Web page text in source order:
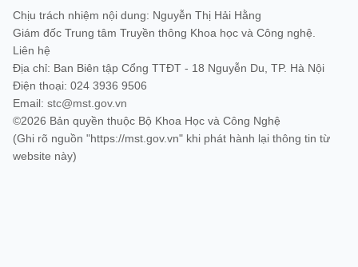
Chịu trách nhiệm nội dung: Nguyễn Thị Hải Hằng
Giám đốc Trung tâm Truyền thông Khoa học và Công nghệ.
Liên hệ
Địa chỉ: Ban Biên tập Cổng TTĐT - 18 Nguyễn Du, TP. Hà Nội
Điện thoại: 024 3936 9506
Email: stc@mst.gov.vn
©2026 Bản quyền thuộc Bộ Khoa Học và Công Nghệ
(Ghi rõ nguồn "https://mst.gov.vn" khi phát hành lại thông tin từ
website này)